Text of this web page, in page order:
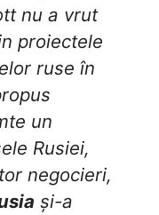
nu a vrut
proiectele
ruse în
un
Rusiei,
negocieri,
și-a